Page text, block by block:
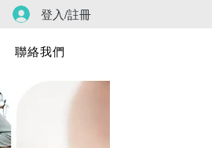
登入/註冊
聯絡我們